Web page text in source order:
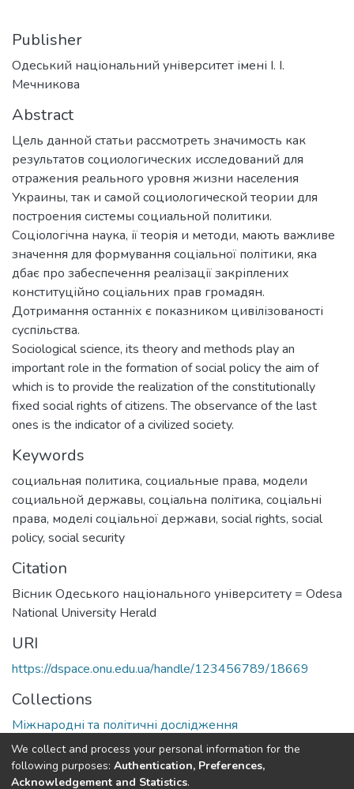
Publisher
Одеський національний університет імені І. І.
Мечникова
Abstract
Цель данной статьи рассмотреть значимость как
результатов социологических исследований для
отражения реального уровня жизни населения
Украины, так и самой социологической теории для
построения системы социальной политики.
Соціологічна наука, ії теорія и методи, мають важливе
значення для формування соціальної політики, яка
дбає про забеспечення реалізації закріплених
конституційно соціальних прав громадян.
Дотримання останніх є показником цивілізованості
суспільства.
Sociological science, its theory and methods play an
important role in the formation of social policy the aim of
which is to provide the realization of the constitutionally
fixed social rights of citizens. The observance of the last
ones is the indicator of a civilized society.
Keywords
социальная политика, социальные права, модели
социальной державы, соціальна політика, соціальні
права, моделі соціальної держави, social rights, social
policy, social security
Citation
Вісник Одеського національного університету = Odesa
National University Herald
URI
https://dspace.onu.edu.ua/handle/123456789/18669
Collections
Міжнародні та політичні дослідження
Full item page
We collect and process your personal information for the
following purposes: Authentication, Preferences,
Acknowledgement and Statistics.